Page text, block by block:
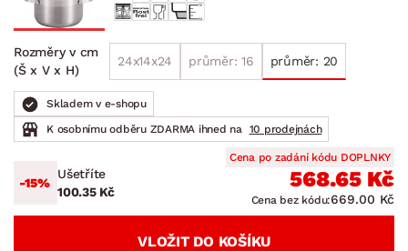
Rozměry v cm
(Š x V x H)
24x14x24 průměr: 16 průměr: 20
Skladem v e-shopu
K osobnímu odběru ZDARMA ihned na
10 prodejnách
-15%
Ušetříte
100.35 Kč
Cena po zadání kódu DOPLNKY
568.65 Kč
Cena bez kódu:669.00 Kč
VLOŽIT DO KOŠÍKU